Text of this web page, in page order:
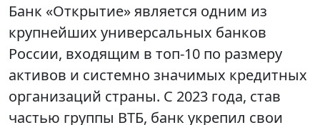
Банк «Открытие» является одним из
крупнейших универсальных банков
России, входящим в топ-10 по размеру
активов и системно значимых кредитных
организаций страны. С 2023 года, став
частью группы ВТБ, банк укрепил свои